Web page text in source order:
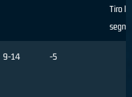
Tiro
9-14 -5